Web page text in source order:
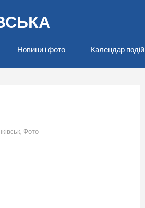
Новини і фото Календар подій
, Фото